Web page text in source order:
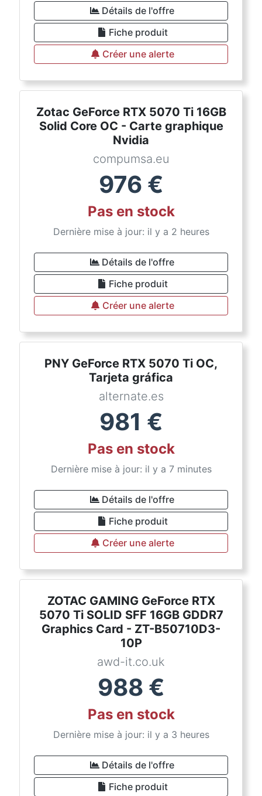
Détails de l'offre
Fiche produit
Créer une alerte
Zotac GeForce RTX 5070 Ti 16GB
Solid Core OC - Carte graphique
Nvidia
compumsa.eu
976 €
Pas en stock
Dernière mise à jour: il y a 2 heures
Détails de l'offre
Fiche produit
Créer une alerte
PNY GeForce RTX 5070 Ti OC,
Tarjeta gráfica
alternate.es
981 €
Pas en stock
Dernière mise à jour: il y a 7 minutes
Détails de l'offre
Fiche produit
Créer une alerte
ZOTAC GAMING GeForce RTX
5070 Ti SOLID SFF 16GB GDDR7
Graphics Card - ZT-B50710D3-
10P
awd-it.co.uk
988 €
Pas en stock
Dernière mise à jour: il y a 3 heures
Détails de l'offre
Fiche produit